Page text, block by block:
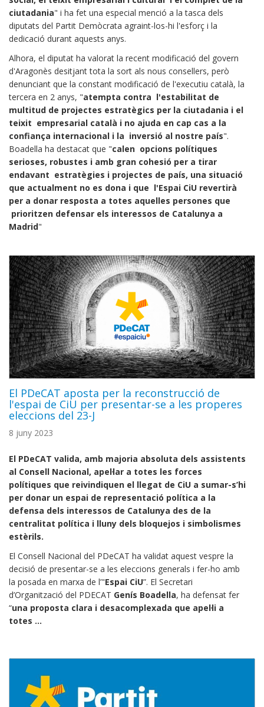
ciutadania" i ha fet una especial menció a la tasca dels
diputats del Partit Demòcrata agraint-los-hi l'esforç i la
dedicació durant aquests anys.
Alhora, el diputat ha valorat la recent modificació del govern
d'Aragonès desitjant tota la sort als nous consellers, però
denunciant que la constant modificació de l'executiu català, la
tercera en 2 anys, "atempta contra l'estabilitat de
multitud de projectes estratègics per la ciutadania i el
teixit empresarial català i no ajuda en cap cas a la
confiança internacional i la inversió al nostre país".
Boadella ha destacat que "calen opcions polítiques
serioses, robustes i amb gran cohesió per a tirar
endavant estratègies i projectes de país, una situació
que actualment no es dona i que l'Espai CiU revertirà
per a donar resposta a totes aquelles persones que
prioritzen defensar els interessos de Catalunya a
Madrid"
El PDeCAT aposta per la reconstrucció de
l'espai de CiU per presentar-se a les properes
eleccions del 23-J
8 juny 2023
El PDeCAT valida, amb majoria absoluta dels assistents
al Consell Nacional, apel·lar a totes les forces
polítiques que reivindiquen el llegat de CiU a sumar-s’hi
per donar un espai de representació política a la
defensa dels interessos de Catalunya des de la
centralitat política i lluny dels bloquejos i simbolismes
estèrils.
El Consell Nacional del PDeCAT ha validat aquest vespre la
decisió de presentar-se a les eleccions generals i fer-ho amb
la posada en marxa de l’"Espai CiU”. El Secretari
d’Organització del PDECAT Genís Boadella, ha defensat fer
“una proposta clara i desacomplexada que apel·li a
totes ...